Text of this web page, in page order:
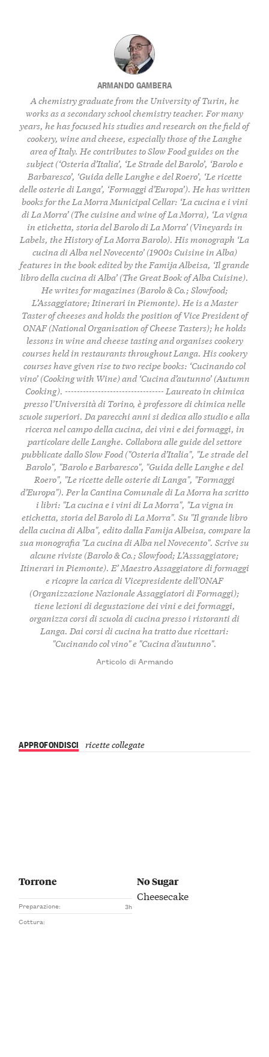
ARMANDO GAMBERA
A chemistry graduate from the University of Turin, he
works as a secondary school chemistry teacher. For many
years, he has focused his studies and research on the field of
cookery, wine and cheese, especially those of the Langhe
area of Italy. He contributes to Slow Food guides on the
subject (‘Osteria d’Italia’, ‘Le Strade del Barolo’, ‘Barolo e
Barbaresco’, ‘Guida delle Langhe e del Roero’, ‘Le ricette
delle osterie di Langa’, ‘Formaggi d’Europa’). He has written
books for the La Morra Municipal Cellar: ‘La cucina e i vini
di La Morra’ (The cuisine and wine of La Morra), ‘La vigna
in etichetta, storia del Barolo di La Morra’ (Vineyards in
Labels, the History of La Morra Barolo). His monograph ‘La
cucina di Alba nel Novecento’ (1900s Cuisine in Alba)
features in the book edited by the Famija Albeisa, ‘Il grande
libro della cucina di Alba’ (The Great Book of Alba Cuisine).
He writes for magazines (Barolo & Co.; Slowfood;
L’Assaggiatore; Itinerari in Piemonte). He is a Master
Taster of cheeses and holds the position of Vice President of
ONAF (National Organisation of Cheese Tasters); he holds
lessons in wine and cheese tasting and organises cookery
courses held in restaurants throughout Langa. His cookery
courses have given rise to two recipe books: ‘Cucinando col
vino’ (Cooking with Wine) and ‘Cucina d’autunno’ (Autumn
Cooking). --------------------------------- Laureato in chimica
presso l’Università di Torino, è professore di chimica nelle
scuole superiori. Da parecchi anni si dedica allo studio e alla
ricerca nel campo della cucina, dei vini e dei formaggi, in
particolare delle Langhe. Collabora alle guide del settore
pubblicate dallo Slow Food ("Osteria d’Italia", "Le strade del
Barolo", "Barolo e Barbaresco", "Guida delle Langhe e del
Roero", "Le ricette delle osterie di Langa", "Formaggi
d’Europa"). Per la Cantina Comunale di La Morra ha scritto
i libri: "La cucina e i vini di La Morra", "La vigna in
etichetta, storia del Barolo di La Morra". Su "Il grande libro
della cucina di Alba", edito dalla Famija Albeisa, compare la
sua monografia "La cucina di Alba nel Novecento". Scrive su
alcune riviste (Barolo & Co.; Slowfood; L’Asssaggiatore;
Itinerari in Piemonte). E’ Maestro Assaggiatore di formaggi
e ricopre la carica di Vicepresidente dell’ONAF
(Organizzazione Nazionale Assaggiatori di Formaggi);
tiene lezioni di degustazione dei vini e dei formaggi,
organizza corsi di scuola di cucina presso i ristoranti di
Langa. Dai corsi di cucina ha tratto due ricettari:
"Cucinando col vino" e "Cucina d’autunno".
Articolo di Armando
APPROFONDISCI ricette collegate
Torrone
Preparazione:
3h
Cottura:
No Sugar
Cheesecake